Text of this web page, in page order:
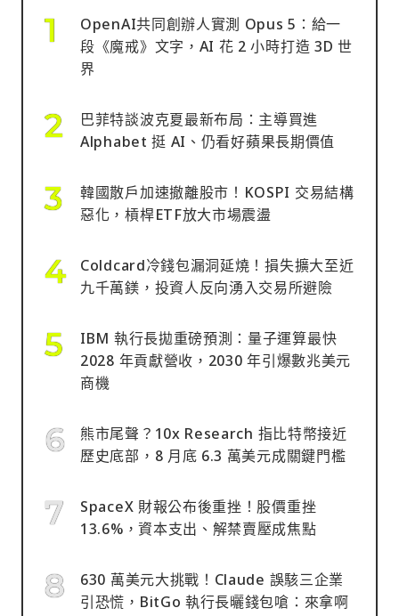
OpenAI共同創辦人實測 Opus 5：給一
段《魔戒》文字，AI 花 2 小時打造 3D 世
界
巴菲特談波克夏最新布局：主導買進
Alphabet 挺 AI、仍看好蘋果長期價值
韓國散戶加速撤離股市！KOSPI 交易結構
惡化，槓桿ETF放大市場震盪
Coldcard冷錢包漏洞延燒！損失擴大至近
九千萬鎂，投資人反向湧入交易所避險
IBM 執行長拋重磅預測：量子運算最快
2028 年貢獻營收，2030 年引爆數兆美元
商機
熊市尾聲？10x Research 指比特幣接近
歷史底部，8 月底 6.3 萬美元成關鍵門檻
SpaceX 財報公布後重挫！股價重挫
13.6%，資本支出、解禁賣壓成焦點
630 萬美元大挑戰！Claude 誤駭三企業
引恐慌，BitGo 執行長曬錢包嗆：來拿啊